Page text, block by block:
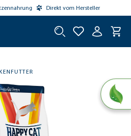
Direkt vom Hersteller